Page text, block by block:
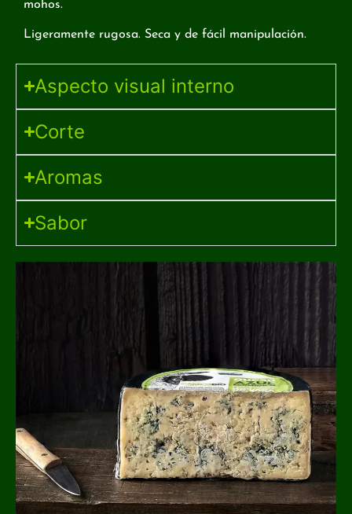
mohos.
Ligeramente rugosa. Seca y de fácil manipulación.
Aspecto visual interno
Corte
Aromas
Sabor